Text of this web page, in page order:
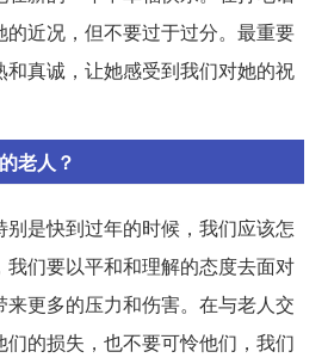
的近况，但不要过于过分。最重要
和真诚，让她感受到我们对她的祝
老人？
是快到过年的时候，我们应该怎
们要以平和和理解的态度去面对
更多的压力和伤害。在与老人交
的损失，也不要可怜他们，我们